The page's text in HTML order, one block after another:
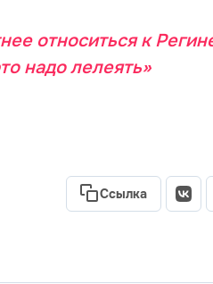
относиться к
надо лелеять»
Ссылка